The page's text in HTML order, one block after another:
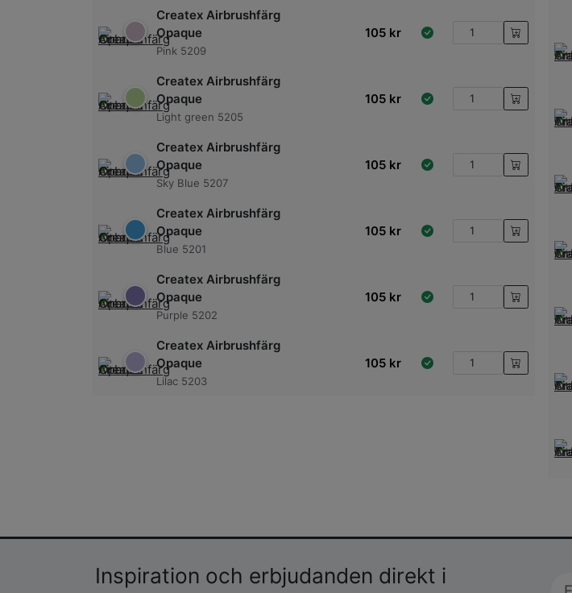
Createx Airbrushfärg
Opaque
Pink 5209
105 kr
Createx Airbrushfärg
Opaque
Light green 5205
105 kr
Createx Airbrushfärg
Opaque
Sky Blue 5207
105 kr
Createx Airbrushfärg
Opaque
Blue 5201
105 kr
Createx Airbrushfärg
Opaque
Purple 5202
105 kr
Createx Airbrushfärg
Opaque
Lilac 5203
105 kr
Inspiration och erbjudanden direkt i